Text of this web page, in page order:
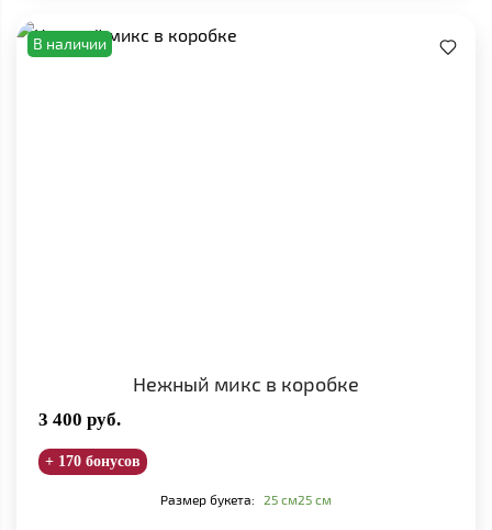
В наличии
Нежный микс в коробке
3 400 руб.
+ 170 бонусов
Размер букета: 25 см25 см